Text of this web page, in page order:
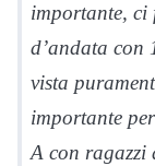
importante, ci
d’andata
vista
importante
A con ragazzi